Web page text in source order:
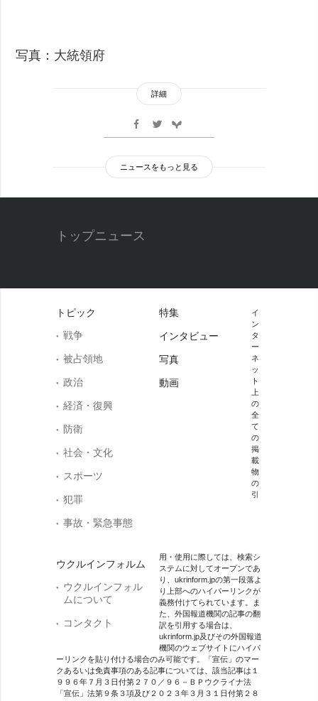
写真：大統領府
詳細
ニュースをもっと見る
トップニュース
トピック
戦争
被占領地
政治
経済・復興
防衛
社会・文化
スポーツ
犯罪
事故・緊急事態
ウクルインフォルム
ウクルインフォル
ムについて
コンタクト
特集
インタビュー
写真
動画
イ
ン
タ
ー
ネ
ッ
ト
上
の
全
て
の
掲
載
物
の
引
用・使用に際しては、検索シ
ステムに対してオープンであ
り、ukrinform.jpの第一段落よ
り上部へのハイパーリンクが
義務付けてられています。ま
た、外国報道機関の記事の翻
訳を引用する場合は、
ukrinform.jp及びその外国報道
機関のウェブサイトにハイパ
ーリンクを貼り付ける場合のみ可能です。「宣伝」のマー
クあるいは免責事項のある記事については、該当記事は１
９９６年７月３日付第２７０／９６－ＢＰウクライナ法
「宣伝」法第９条３項及び２０２３年３月３１日付第２８